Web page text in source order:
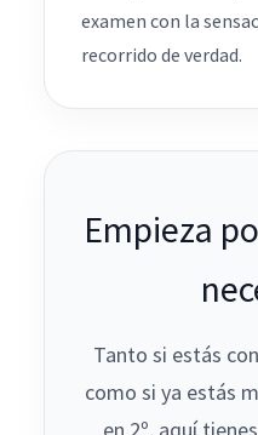
examen con la
recorrido de verdad.
Empieza
Tanto si estás
como si ya estás